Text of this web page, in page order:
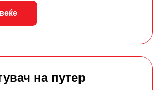
на путер